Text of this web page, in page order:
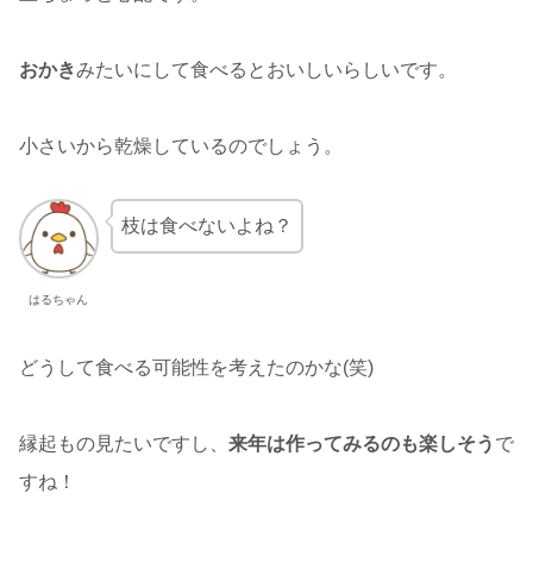
おかきみたいにして食べるとおいしいらしいです。
小さいから乾燥しているのでしょう。
はるちゃん
枝は食べないよね？
どうして食べる可能性を考えたのかな(笑)
縁起もの見たいですし、 来年は作ってみるのも楽しそう で
すね！